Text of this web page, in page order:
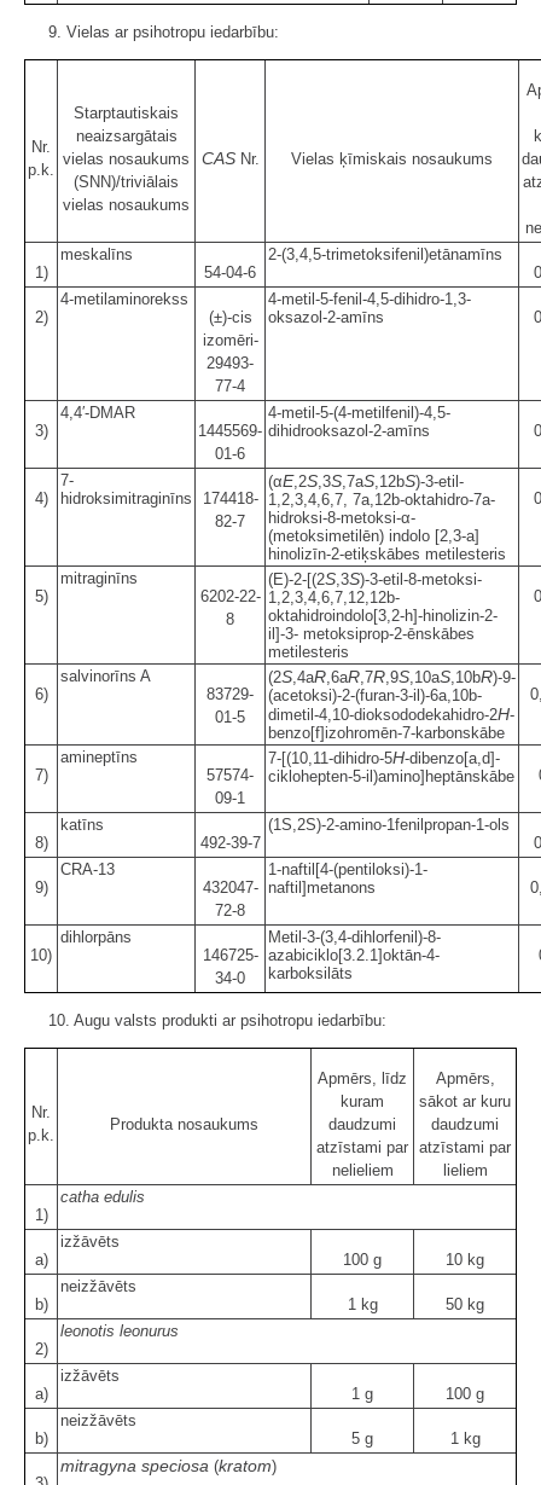
9. Vielas ar psihotropu iedarbību:
Nr.
p.k.
Starptautiskais
neaizsargātais
vielas nosaukums
(SNN)/triviālais
vielas nosaukums
CASNr. Vielas ķīmiskais nosaukums
1)
meskalīns
54-04-6
2-(3,4,5-trimetoksifenil)etānamīns
2)
4-metilaminorekss
(±)-cis
izomēri-
29493-
77-4
4-metil-5-fenil-4,5-dihidro-1,3-
oksazol-2-amīns
3)
4,4′-DMAR
1445569-
01-6
4-metil-5-(4-metilfenil)-4,5-
dihidrooksazol-2-amīns
4)
7-
hidroksimitraginīns
174418-
82-7
(αE,2S ,3S ,7aS ,12bS)-3-etil-
1,2,3,4,6,7, 7a,12b-oktahidro-7a-
hidroksi-8-metoksi-α-
(metoksimetilēn) indolo [2,3-a]
hinolizīn-2-etiķskābes metilesteris
5)
mitraginīns
6202-22-
8
(E)-2-[(2S ,3S)-3-etil-8-metoksi-
1,2,3,4,6,7,12,12b-
oktahidroindolo[3,2-h]-hinolizin-2-
il]-3- metoksiprop-2-ēnskābes
metilesteris
6)
salvinorīns A
83729-
01-5
(2S ,4aR ,6aR ,7R ,9S ,10aS ,10bR)-9-
(acetoksi)-2-(furan-3-il)-6a,10b-
dimetil-4,10-dioksododekahidro-2H-
benzo[f]izohromēn-7-karbonskābe
7)
amineptīns
57574-
09-1
7-[(10,11-dihidro-5H-dibenzo[a,d]-
ciklohepten-5-il)amino]heptānskābe
8)
katīns
492-39-7
(1S,2S)-2-amino-1fenilpropan-1-ols
9)
CRA-13
432047-
72-8
1-naftil[4-(pentiloksi)-1-
naftil]metanons
10)
dihlorpāns
146725-
34-0
Metil-3-(3,4-dihlorfenil)-8-
azabiciklo[3.2.1]oktān-4-
karboksilāts
10. Augu valsts produkti ar psihotropu iedarbību:
Nr.
p.k.
Produkta nosaukums
Apmērs, līdz
kuram
daudzumi
atzīstami par
nelieliem
Apmērs,
sākot ar kuru
daudzumi
atzīstami par
lieliem
1)
catha edulis
a)
izžāvēts
100 g
10 kg
b)
neizžāvēts
1 kg
50 kg
2)
leonotis leonurus
a)
izžāvēts
1 g
100 g
b)
neizžāvēts
5 g
1 kg
mitragyna speciosa (kratom)